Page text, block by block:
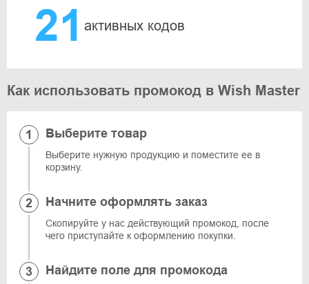
21 активных кодов
Как использовать промокод в Wish Master
Выберите товар
Выберите нужную продукцию и поместите ее в
корзину.
Начните оформлять заказ
Скопируйте у нас действующий промокод, после
чего приступайте к оформлению покупки.
Найдите поле для промокода